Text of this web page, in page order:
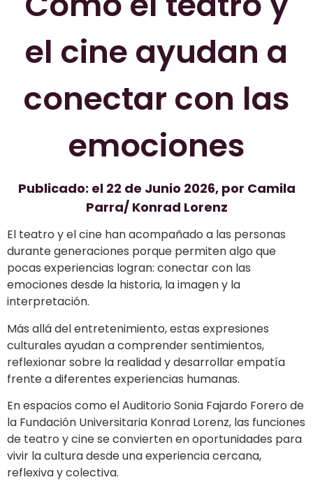
el cine ayudan a
conectar con las
emociones
Publicado: el 22 de Junio 2026, por Camila
Parra/ Konrad Lorenz
El teatro y el cine han acompañado a las personas
durante generaciones porque permiten algo que
pocas experiencias logran: conectar con las
emociones desde la historia, la imagen y la
interpretación.
Más allá del entretenimiento, estas expresiones
culturales ayudan a comprender sentimientos,
reflexionar sobre la realidad y desarrollar empatía
frente a diferentes experiencias humanas.
En espacios como el Auditorio Sonia Fajardo Forero de
la Fundación Universitaria Konrad Lorenz, las funciones
de teatro y cine se convierten en oportunidades para
vivir la cultura desde una experiencia cercana,
reflexiva y colectiva.